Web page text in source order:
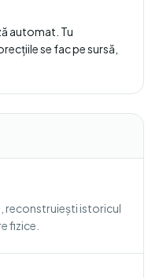
automat. Tu
se fac pe sursă,
reconstruiești istoricul
fizice.